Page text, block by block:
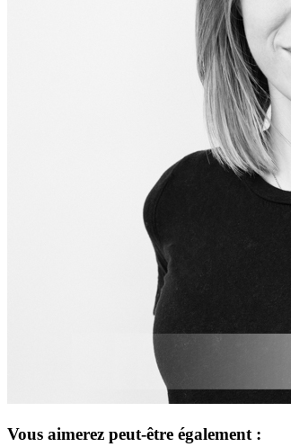
Vous aimerez peut-être également :